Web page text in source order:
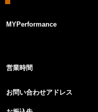
MYPerformance
営業時間
お問い合わせアドレス